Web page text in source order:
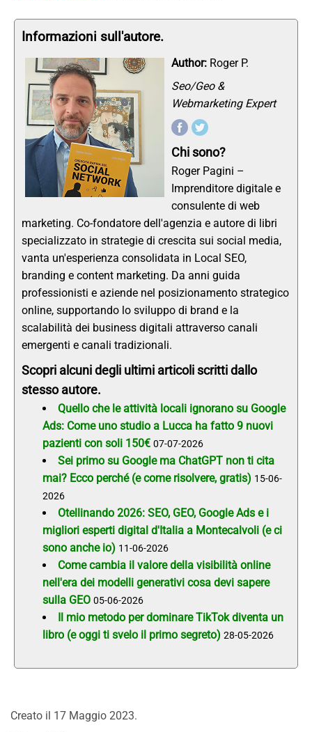
Informazioni sull'autore.
Author: Roger P.
Seo/Geo &
Webmarketing Expert
Chi sono?
Roger Pagini –
Imprenditore digitale e
consulente di web
marketing. Co-fondatore dell'agenzia e autore di libri
specializzato in strategie di crescita sui social media,
vanta un'esperienza consolidata in Local SEO,
branding e content marketing. Da anni guida
professionisti e aziende nel posizionamento strategico
online, supportando lo sviluppo di brand e la
scalabilità dei business digitali attraverso canali
emergenti e canali tradizionali.
Scopri alcuni degli ultimi articoli scritti dallo
stesso autore.
Quello che le attività locali ignorano su Google
Ads: Come uno studio a Lucca ha fatto 9 nuovi
pazienti con soli 150€ 07-07-2026
Sei primo su Google ma ChatGPT non ti cita
mai? Ecco perché (e come risolvere, gratis) 15-06-
2026
Otellinando 2026: SEO, GEO, Google Ads e i
migliori esperti digital d'Italia a Montecalvoli (e ci
sono anche io) 11-06-2026
Come cambia il valore della visibilità online
nell'era dei modelli generativi cosa devi sapere
sulla GEO 05-06-2026
Il mio metodo per dominare TikTok diventa un
libro (e oggi ti svelo il primo segreto) 28-05-2026
Creato il 17 Maggio 2023.